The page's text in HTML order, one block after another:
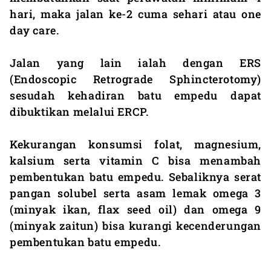
hari, maka jalan ke-2 cuma sehari atau one
day care.
Jalan yang lain ialah dengan ERS
(Endoscopic Retrograde Sphincterotomy)
sesudah kehadiran batu empedu dapat
dibuktikan melalui ERCP.
Kekurangan konsumsi folat, magnesium,
kalsium serta vitamin C bisa menambah
pembentukan batu empedu. Sebaliknya serat
pangan solubel serta asam lemak omega 3
(minyak ikan, flax seed oil) dan omega 9
(minyak zaitun) bisa kurangi kecenderungan
pembentukan batu empedu.